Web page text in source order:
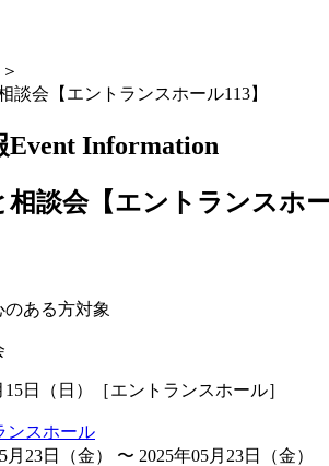
＞
談会【エントランスホール113】
Event Information
談会【エントランスホ
ある方対象
日（日）［エントランスホール］
ンスホール
月23日（金） 〜 2025年05月23日（金）